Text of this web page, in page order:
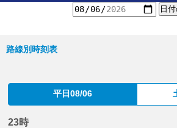
日
路線別時刻表
平日08/06
23時